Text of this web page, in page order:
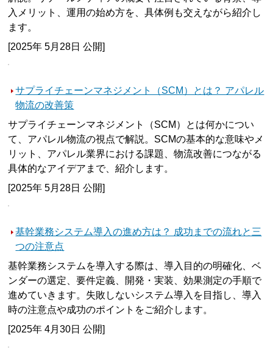
入メリット、運用の始め方を、具体例も交えながら紹介し
ます。
[2025年 5月28日 公開]
サプライチェーンマネジメント（SCM）とは？ アパレル
物流の改善策
サプライチェーンマネジメント（SCM）とは何かについ
て、アパレル物流の視点で解説。SCMの基本的な意味やメ
リット、アパレル業界における課題、物流改善につながる
具体的なアイデアまで、紹介します。
[2025年 5月28日 公開]
基幹業務システム導入の進め方は？ 成功までの流れと三
つの注意点
基幹業務システムを導入する際は、導入目的の明確化、ベ
ンダーの選定、要件定義、開発・実装、効果測定の手順で
進めていきます。失敗しないシステム導入を目指し、導入
時の注意点や成功のポイントをご紹介します。
[2025年 4月30日 公開]